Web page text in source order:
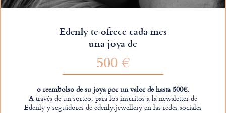
Edenly te ofrece cada mes
una joya de
500 €
o reembolso de su joya por un valor de hasta 500€.
A través de un sorteo, para los inscritos a la newsletter de
Edenly y seguidores de edenly.jewellery en las redes sociales